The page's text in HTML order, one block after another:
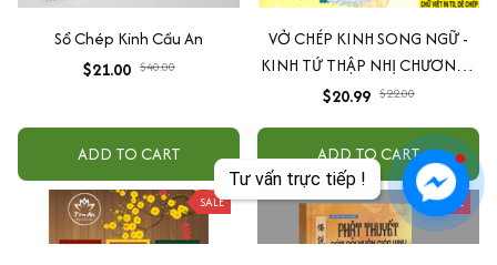
Tư vấn trực tiếp !
Sổ Chép Kinh Cầu An
$21.00 $40.00
ADD TO CART
VỞ CHÉP KINH SONG NGỮ -
KINH TỨ THẬP NHỊ CHƯƠNG (
CHÉP CHỮ HÁN + CHÉP CHỮ
$20.99 $22.00
ADD TO CART
SALE SALE